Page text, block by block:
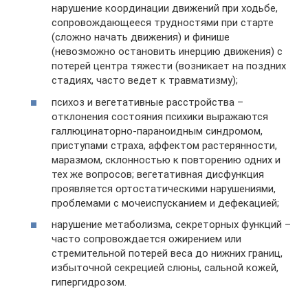
нарушение координации движений при ходьбе,
сопровождающееся трудностями при старте
(сложно начать движения) и финише
(невозможно остановить инерцию движения) с
потерей центра тяжести (возникает на поздних
стадиях, часто ведет к травматизму);
психоз и вегетативные расстройства –
отклонения состояния психики выражаются
галлюцинаторно-параноидным синдромом,
приступами страха, аффектом растерянности,
маразмом, склонностью к повторению одних и
тех же вопросов; вегетативная дисфункция
проявляется ортостатическими нарушениями,
проблемами с мочеиспусканием и дефекацией;
нарушение метаболизма, секреторных функций –
часто сопровождается ожирением или
стремительной потерей веса до нижних границ,
избыточной секрецией слюны, сальной кожей,
гипергидрозом.